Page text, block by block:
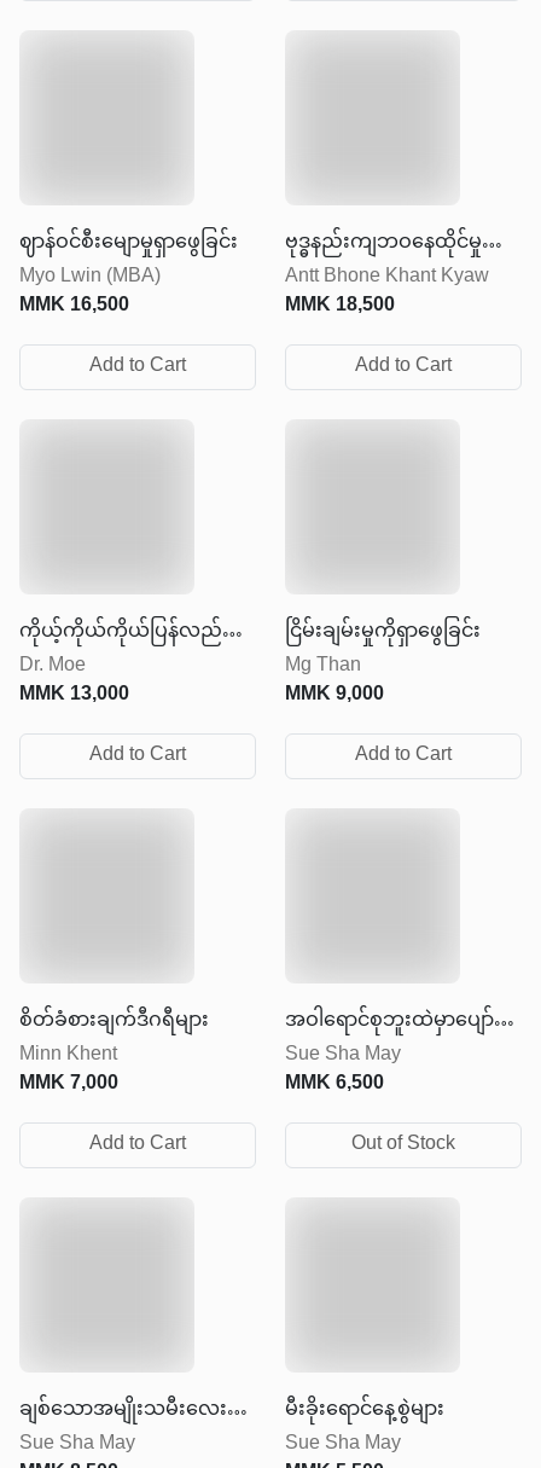
ဈာန်ဝင်စီးမျောမှုရှာဖွေခြင်း
Myo Lwin (MBA)
MMK16,500
Add to Cart
ဗုဒ္ဓနည်းကျဘဝနေထိုင်မှု
အနုပညာ
Antt Bhone Khant Kyaw
MMK18,500
Add to Cart
ကိုယ့်ကိုယ်ကိုယ်ပြန်လည်
တည်ဆောက်ခြင်း
Dr. Moe
MMK13,000
Add to Cart
ငြိမ်းချမ်းမှုကိုရှာဖွေခြင်း
Mg Than
MMK9,000
Add to Cart
စိတ်ခံစားချက်ဒီဂရီများ
Minn Khent
MMK7,000
Add to Cart
အဝါရောင်စုဘူးထဲမှာပျော်ရွှင်
ခြင်းတွေရှိတယ်
Sue Sha May
MMK6,500
Out of Stock
ချစ်သောအမျိုးသမီးလေး
ထံသို့
Sue Sha May
မီးခိုးရောင်နေ့စွဲများ
Sue Sha May